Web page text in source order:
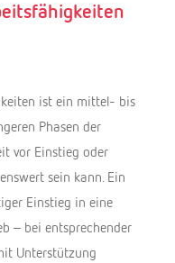
ist ein mittel- bis
Phasen der
vor Einstieg oder
sein kann. Ein
Einstieg in eine
– bei entsprechender
Unterstützung